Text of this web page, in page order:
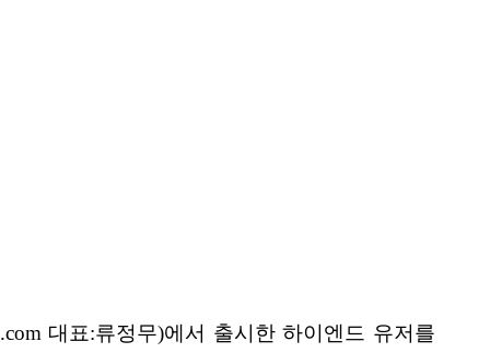
대표:류정무)에서 출시한 하이엔드 유저를